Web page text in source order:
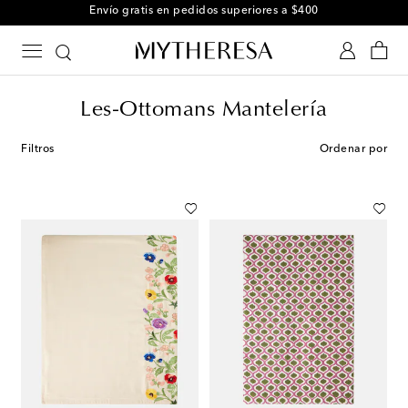
Envío gratis en pedidos superiores a $400
Les-Ottomans Mantelería
Filtros Ordenar por